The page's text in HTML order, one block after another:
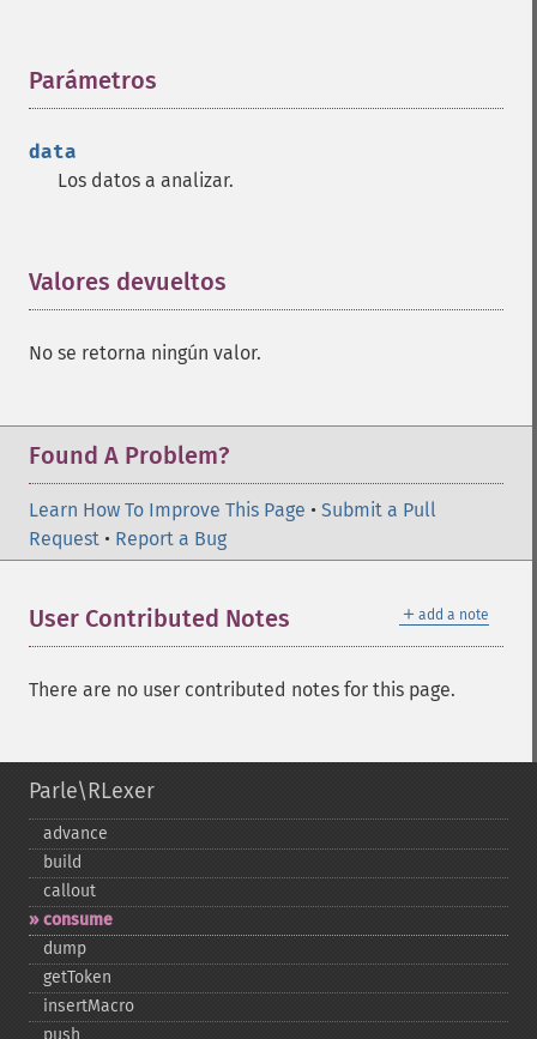
Parámetros
data
Los datos a analizar.
Valores devueltos
No se retorna ningún valor.
Found A Problem?
Learn How To Improve This Page • Submit a Pull
Request • Report a Bug
＋ add a note
User Contributed Notes
There are no user contributed notes for this page.
Parle\RLexer
advance
build
callout
consume
dump
getToken
insertMacro
push